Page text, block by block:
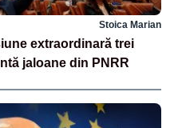
Stoica Marian
extraordinară trei
jaloane din PNRR